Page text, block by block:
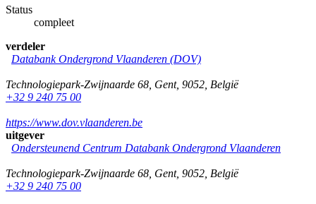
Status
compleet
verdeler
Databank Ondergrond Vlaanderen (DOV)
Technologiepark-Zwijnaarde 68 Gent, 9052 België
+32 9 240 75 00
https://www.dov.vlaanderen.be
uitgever
Ondersteunend Centrum Databank Ondergrond Vlaanderen
Technologiepark-Zwijnaarde 68 Gent, 9052 België
+32 9 240 75 00